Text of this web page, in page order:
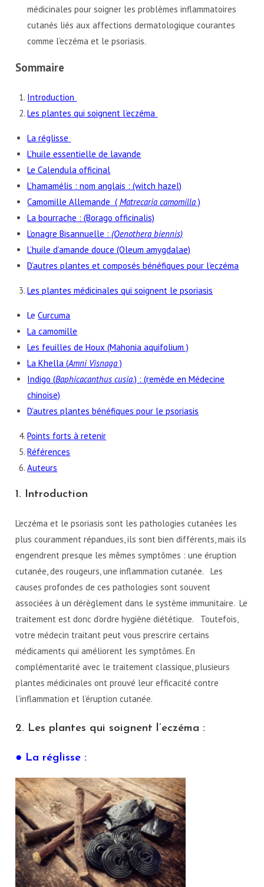
médicinales pour soigner les problèmes inflammatoires
cutanés liés aux affections dermatologique courantes
comme l’eczéma et le psoriasis.
Sommaire
Introduction
Les plantes qui soignent l’eczéma
La réglisse
L’huile essentielle de lavande
Le Calendula officinal
L’hamamélis : nom anglais : (witch hazel)
Camomille Allemande (Matrecaria camomilla)
La bourrache : (Borago officinalis)
L’onagre Bisannuelle : (Oenothera biennis)
L’huile d’amande douce (Oleum amygdalae)
D’autres plantes et composés bénéfiques pour l’eczéma
Les plantes médicinales qui soignent le psoriasis
LeCurcuma
La camomille
Les feuilles de Houx (Mahonia aquifolium )
La Khella (Amni Visnaga)
Indigo (Baphicacanthus cusia.) : (remède en Médecine
chinoise)
D’autres plantes bénéfiques pour le psoriasis
Points forts à retenir
Références
Auteurs
1. Introduction
L’eczéma et le psoriasis sont les pathologies cutanées les
plus couramment répandues, ils sont bien différents, mais ils
engendrent presque les mêmes symptômes : une éruption
cutanée, des rougeurs, une inflammation cutanée. Les
causes profondes de ces pathologies sont souvent
associées à un dérèglement dans le système immunitaire. Le
traitement est donc d’ordre hygiène diététique. Toutefois,
votre médecin traitant peut vous prescrire certains
médicaments qui améliorent les symptômes. En
complémentarité avec le traitement classique, plusieurs
plantes médicinales ont prouvé leur efficacité contre
l’inflammation et l’éruption cutanée.
2. Les plantes qui soignent l’eczéma :
● La réglisse :